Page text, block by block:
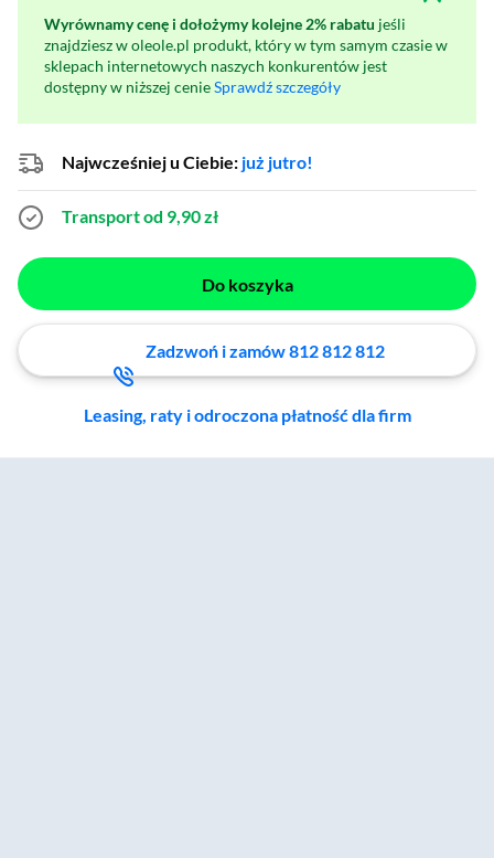
Wyrównamy cenę i dołożymy kolejne 2% rabatu jeśli
znajdziesz w oleole.pl produkt, który w tym samym czasie w
sklepach internetowych naszych konkurentów jest
dostępny w niższej cenieSprawdź szczegóły
Najwcześniej u Ciebie: już jutro!
Transport od 9,90 zł
Do koszyka
Zadzwoń i zamów 812 812 812
Leasing, raty i odroczona płatność dla firm